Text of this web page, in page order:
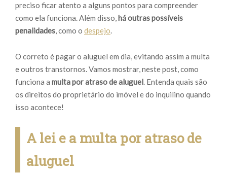
preciso ficar atento a alguns pontos para compreender
como ela funciona. Além disso,há outras possíveis
penalidades, como o despejo.
O correto é pagar o aluguel em dia, evitando assim a multa
e outros transtornos. Vamos mostrar, neste post, como
funciona a multa por atraso de aluguel. Entenda quais são
os direitos do proprietário do imóvel e do inquilino quando
isso acontece!
A lei e a multa por atraso de
aluguel